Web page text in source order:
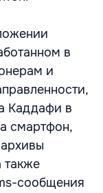
в
и
Каддафи в
смартфон,
также
сообщения